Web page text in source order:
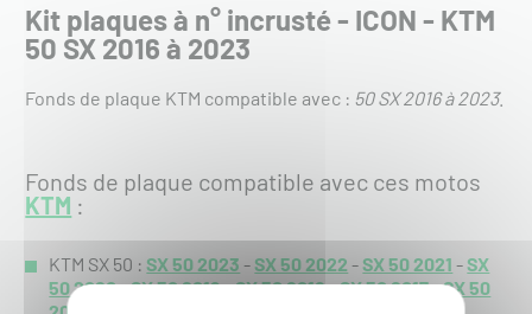
Kit plaques à n° incrusté - ICON - KTM
50 SX 2016 à 2023
Fonds de plaque KTM compatible avec : 50 SX 2016 à 2023.
Fonds de plaque compatible avec ces motos
KTM :
KTM SX 50 :SX 50 2023 -SX 50 2022 -SX 50 2021 -SX
50 2020-SX 50 2019-SX 50 2018-SX 50 2017-SX 50